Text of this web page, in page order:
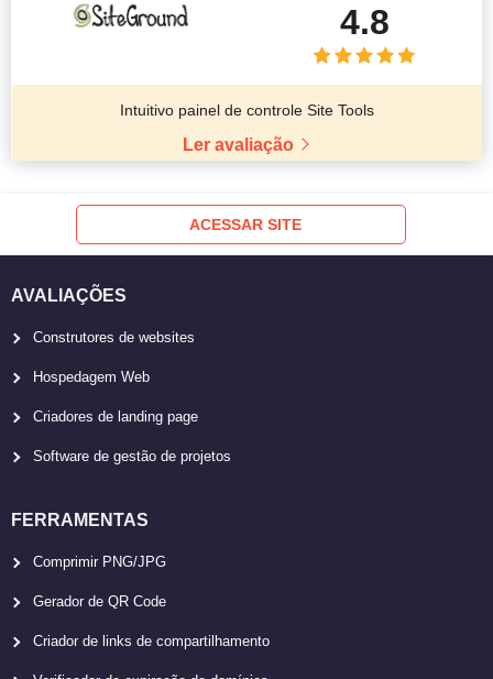
4.8
Intuitivo painel de controle Site Tools
Ler avaliação
ACESSAR SITE
AVALIAÇÕES
Construtores de websites
Hospedagem Web
Criadores de landing page
Software de gestão de projetos
FERRAMENTAS
Comprimir PNG/JPG
Gerador de QR Code
Criador de links de compartilhamento